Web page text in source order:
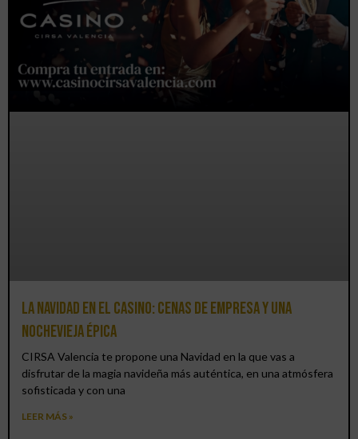
La Navidad en el Casino: cenas de empresa y una
Nochevieja épica
CIRSA Valencia te propone una Navidad en la que vas a
disfrutar de la magia navideña más auténtica, en una atmósfera
sofisticada y con una
LEER MÁS »